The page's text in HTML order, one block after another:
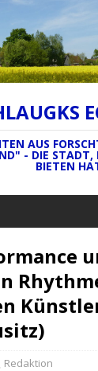
AUS
- DIE STADT,
BIETEN
Redaktion